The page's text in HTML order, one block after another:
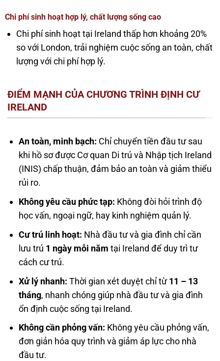
Chi phí sinh hoạt hợp lý, chất lượng sống cao
Chi phí sinh hoạt tại Ireland thấp hơn khoảng 20%
so với London, trải nghiệm cuộc sống an toàn, chất
lượng với chi phí hợp lý.
ĐIỂM MẠNH CỦA CHƯƠNG TRÌNH ĐỊNH CƯ
IRELAND
An toàn, minh bạch: Chỉ chuyển tiền đầu tư sau
khi hồ sơ được Cơ quan Di trú và Nhập tịch Ireland
(INIS) chấp thuận, đảm bảo an toàn và giảm thiểu
rủi ro.
Không yêu cầu phức tạp: Không đòi hỏi trình độ
học vấn, ngoại ngữ, hay kinh nghiệm quản lý.
Cư trú linh hoạt: Nhà đầu tư và gia đình chỉ cần
lưu trú 1 ngày mỗi năm tại Ireland để duy trì tư
cách cư trú.
Xử lý nhanh: Thời gian xét duyệt chỉ từ11 – 13
tháng, nhanh chóng giúp nhà đầu tư và gia đình
ổn định cuộc sống tại Ireland.
Không cần phỏng vấn: Không yêu cầu phỏng vấn,
đơn giản hóa quy trình và giảm áp lực cho nhà
đầu tư.